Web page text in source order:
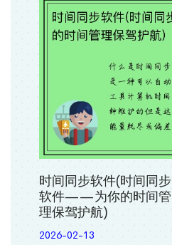
时间同步软件(时间同步
软件——为你的时间管
理保驾护航)
2026-02-13